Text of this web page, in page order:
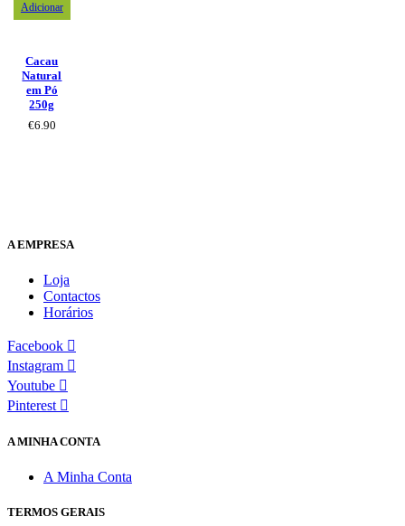
Adicionar
Cacau
Natural
em Pó
250g
€6.90
A EMPRESA
Loja
Contactos
Horários
Facebook
Instagram
Youtube
Pinterest
A MINHA CONTA
A Minha Conta
TERMOS GERAIS